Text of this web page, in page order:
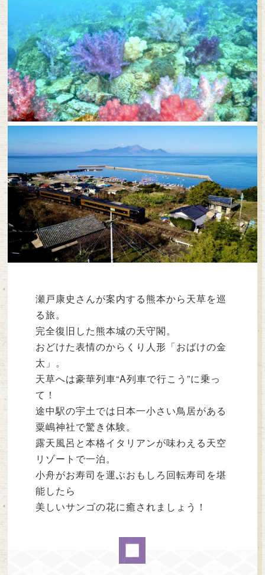
瀬戸康史さんが案内する熊本から天草を巡
る旅。
完全復旧した熊本城の天守閣。
おどけた表情のからくり人形「おばけの金
太」。
天草へは豪華列車“A列車で行こう”に乗っ
て！
途中駅の宇土では日本一小さい鳥居がある
粟嶋神社で驚き体験。
露天風呂と本格イタリアンが味わえる天空
リゾートで一泊。
小舟がお寿司を運ぶおもしろ回転寿司を堪
能したら
美しいサンゴの花に癒されましょう！